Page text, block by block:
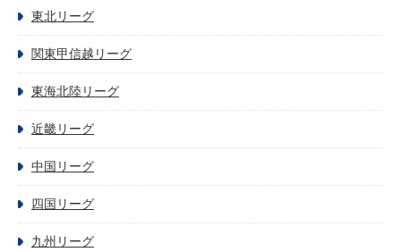
東北リーグ
関東甲信越リーグ
東海北陸リーグ
近畿リーグ
中国リーグ
四国リーグ
九州リーグ